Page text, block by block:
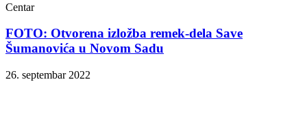
Centar
FOTO: Otvorena izložba remek-dela Save
Šumanovića u Novom Sadu
26. septembar 2022